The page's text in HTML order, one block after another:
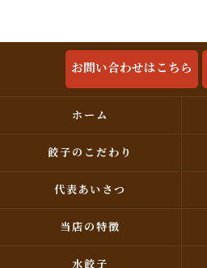
お問い合わせはこちら
ホーム
餃子のこだわり
代表あいさつ
当店の特徴
水餃子